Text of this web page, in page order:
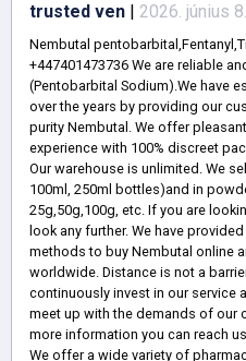
trusted ven | 2026. június
Nembutal
+447401473736 We are reliable
(Pentobarbital Sodium).We have
over the years by providing our
purity Nembutal. We offer
experience with 100% discreet
Our warehouse is unlimited. We
100ml, 250ml bottles)and in
25g,50g,100g, etc. If you are
look any further. We have
methods to buy Nembutal online
worldwide. Distance is not a
continuously invest in our service
meet up with the demands of our
more information you can reach
We offer a wide variety of